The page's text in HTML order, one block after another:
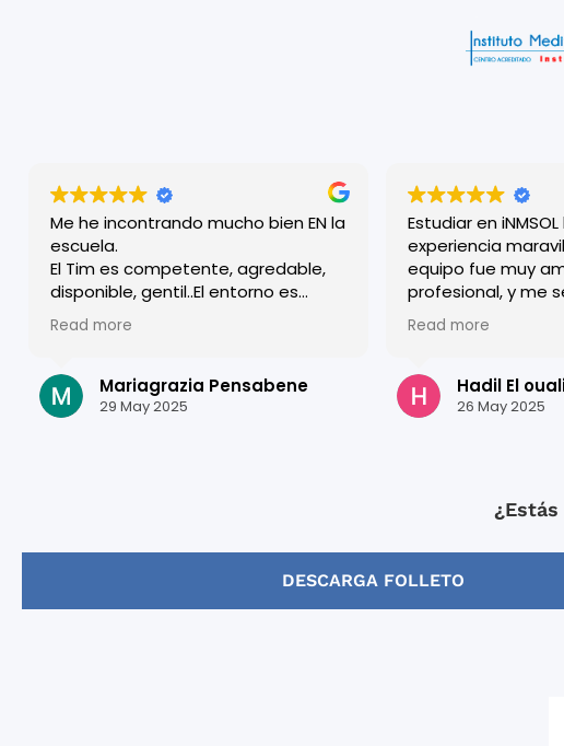
Me he incontrando mucho bien EN la
escuela.
El Tim es competente, agredable,
disponible, gentil..El entorno es
familiar y a lo mismo efficiente y
competente. Agradezco todos.
Read more
Mariagrazia Pensabene
29 May 2025
Estudiar en
experiencia
equipo fue muy
profesional, y me
acogido desde el
clases son
mejorar mi
Granada es una
Read more
Hadil El
26 May 2025
DESCARGA FOLLETO